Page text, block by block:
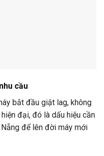
cầu
bắt đầu giật lag, không
đại, đó là dấu hiệu cần
để lên đời máy mới